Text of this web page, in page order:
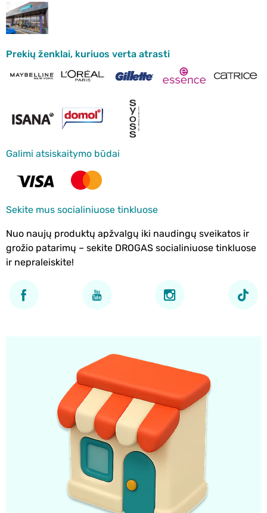
Prekių ženklai, kuriuos verta atrasti
Galimi atsiskaitymo būdai
Sekite mus socialiniuose tinkluose
Nuo naujų produktų apžvalgų iki naudingų sveikatos ir
grožio patarimų – sekite DROGAS socialiniuose tinkluose
ir nepraleiskite!